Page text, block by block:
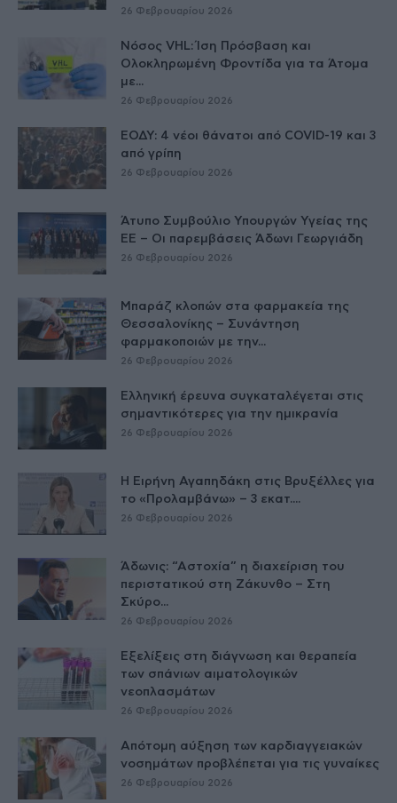
26 Φεβρουαρίου 2026
Νόσος VHL: Ίση Πρόσβαση και
Ολοκληρωμένη Φροντίδα για τα Άτομα
με...
26 Φεβρουαρίου 2026
ΕΟΔΥ: 4 νέοι θάνατοι από COVID-19 και 3
από γρίπη
26 Φεβρουαρίου 2026
Άτυπο Συμβούλιο Υπουργών Υγείας της
ΕE – Οι παρεμβάσεις Άδωνι Γεωργιάδη
26 Φεβρουαρίου 2026
Μπαράζ κλοπών στα φαρμακεία της
Θεσσαλονίκης – Συνάντηση
φαρμακοποιών με την...
26 Φεβρουαρίου 2026
Ελληνική έρευνα συγκαταλέγεται στις
σημαντικότερες για την ημικρανία
26 Φεβρουαρίου 2026
Η Ειρήνη Αγαπηδάκη στις Βρυξέλλες για
το «Προλαμβάνω» – 3 εκατ....
26 Φεβρουαρίου 2026
Άδωνις: “Αστοχία” η διαχείριση του
περιστατικού στη Ζάκυνθο – Στη
Σκύρο...
26 Φεβρουαρίου 2026
Εξελίξεις στη διάγνωση και θεραπεία
των σπάνιων αιματολογικών
νεοπλασμάτων
26 Φεβρουαρίου 2026
Απότομη αύξηση των καρδιαγγειακών
νοσημάτων προβλέπεται για τις γυναίκες
26 Φεβρουαρίου 2026